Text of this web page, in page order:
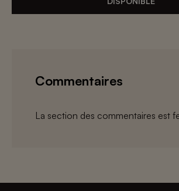
Commentaires
La section des commentaires est